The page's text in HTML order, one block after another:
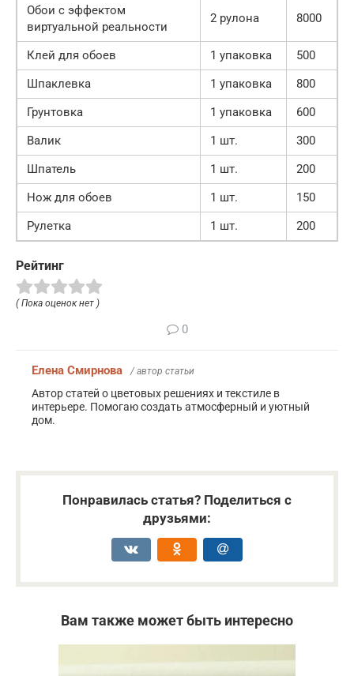
Обои с эффектом
виртуальной реальности
2 рулона 8000
Клей для обоев 1 упаковка
500
Шпаклевка
1 упаковка
800
Грунтовка
1 упаковка
600
Валик
1 шт.
300
Шпатель
1 шт.
200
Нож для обоев
1 шт.
150
Рулетка
1 шт. 200
Рейтинг
( Пока оценок нет )
0
Елена Смирнова / автор статьи
Автор статей о цветовых решениях и текстиле в
интерьере. Помогаю создать атмосферный и уютный
дом.
Понравилась статья? Поделиться с
друзьями:
Вам также может быть интересно